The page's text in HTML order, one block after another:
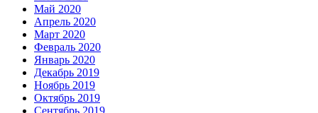
Май 2020
Апрель 2020
Март 2020
Февраль 2020
Январь 2020
Декабрь 2019
Ноябрь 2019
Октябрь 2019